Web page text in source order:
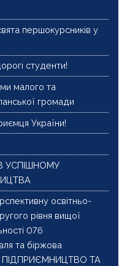
першокурсників у
студенти!
малого та
громади
України!
УСПІШНОМУ
освітньо-
рівня вищої
076
та біржова
ПІДПРИЄМНИЦТВО ТА